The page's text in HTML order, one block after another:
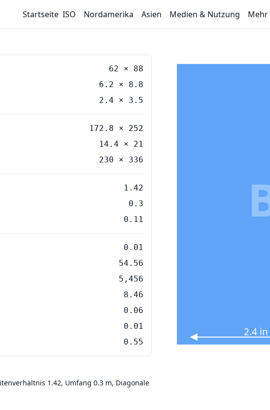
Startseite ISO Nordamerika Asien Medien & Nutzung Mehr
62 × 88
6.2 × 8.8
2.4 × 3.5
172.8 × 252
14.4 × 21
230 × 336
1.42
0.3
0.11
0.01
54.56
5,456
8.46
0.06
0.01
0.55
1.42, Umfang 0.3 m, Diagonale
2.4